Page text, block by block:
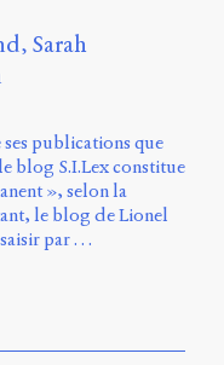
Sarah
publications que
blog S.I.Lex constitue
», selon la
le blog de Lionel
saisir par …